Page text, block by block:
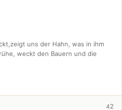
uns der Hahn, was in ihm
weckt den Bauern und die
42